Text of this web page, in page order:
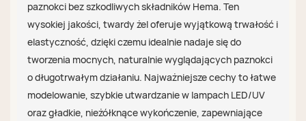
paznokci bez szkodliwych składników Hema. Ten
wysokiej jakości, twardy żel oferuje wyjątkową trwałość i
elastyczność, dzięki czemu idealnie nadaje się do
tworzenia mocnych, naturalnie wyglądających paznokci
o długotrwałym działaniu. Najważniejsze cechy to łatwe
modelowanie, szybkie utwardzanie w lampach LED/UV
oraz gładkie, nieżółknące wykończenie, zapewniające